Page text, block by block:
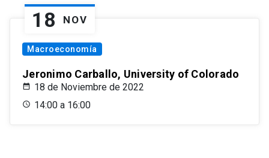
18 NOV
Macroeconomía
Jeronimo Carballo, University of Colorado
18 de Noviembre de 2022
14:00 a 16:00